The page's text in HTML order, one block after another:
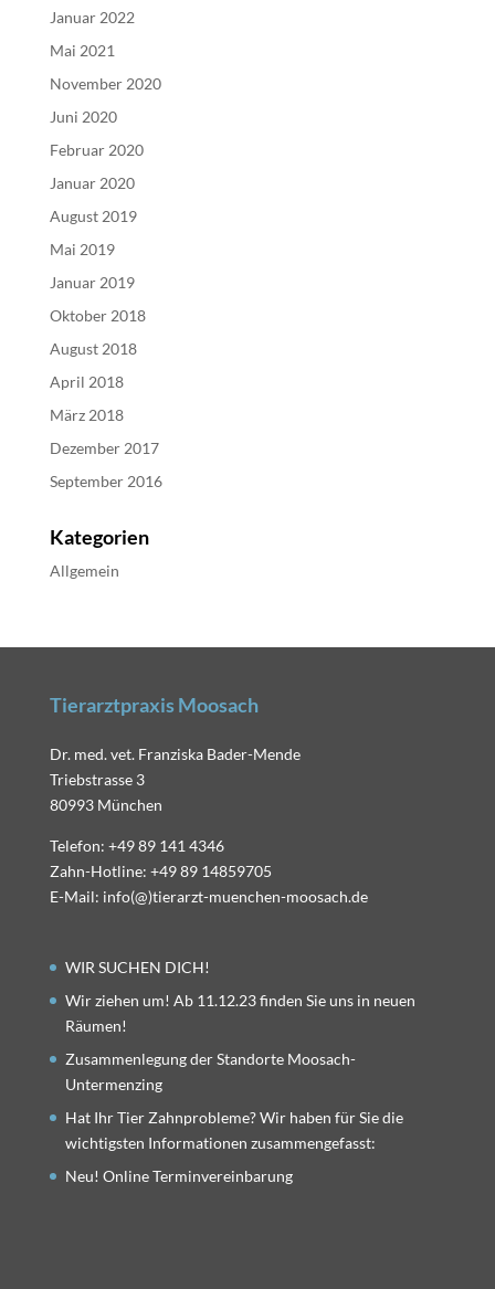
Januar 2022
Mai 2021
November 2020
Juni 2020
Februar 2020
Januar 2020
August 2019
Mai 2019
Januar 2019
Oktober 2018
August 2018
April 2018
März 2018
Dezember 2017
September 2016
Kategorien
Allgemein
Tierarztpraxis Moosach
Dr. med. vet. Franziska Bader-Mende
Triebstrasse 3
80993 München
Telefon: +49 89 141 4346
Zahn-Hotline: +49 89 14859705
E-Mail: info(@)tierarzt-muenchen-moosach.de
WIR SUCHEN DICH!
Wir ziehen um! Ab 11.12.23 finden Sie uns in neuen
Räumen!
Zusammenlegung der Standorte Moosach-
Untermenzing
Hat Ihr Tier Zahnprobleme? Wir haben für Sie die
wichtigsten Informationen zusammengefasst:
Neu! Online Terminvereinbarung